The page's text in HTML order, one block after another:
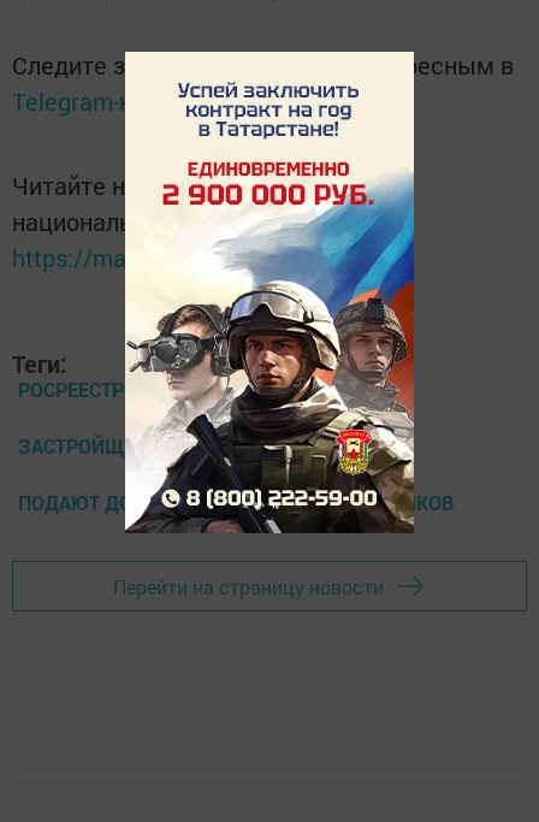
Следите за самым важным и интересным в
Telegram-каналеТатмедиа
Читайте новости Татарстана в
национальном мессенджере MАХ:
https://max.ru/tatmedia
Теги:
РОСРЕЕСТР РТ
ЗАСТРОЙЩИКИ
ПОДАЮТ ДОКУМЕНТЫ ОТ ИМЕНИ ДОЛЬЩИКОВ
Перейти на страницу новости